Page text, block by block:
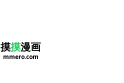
摸摸漫画
mmero.com